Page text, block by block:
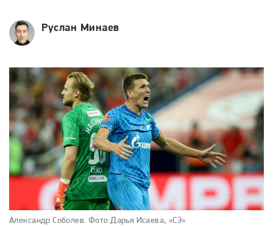
Руслан Минаев
Александр Соболев. Фото Дарья Исаева, «СЭ»